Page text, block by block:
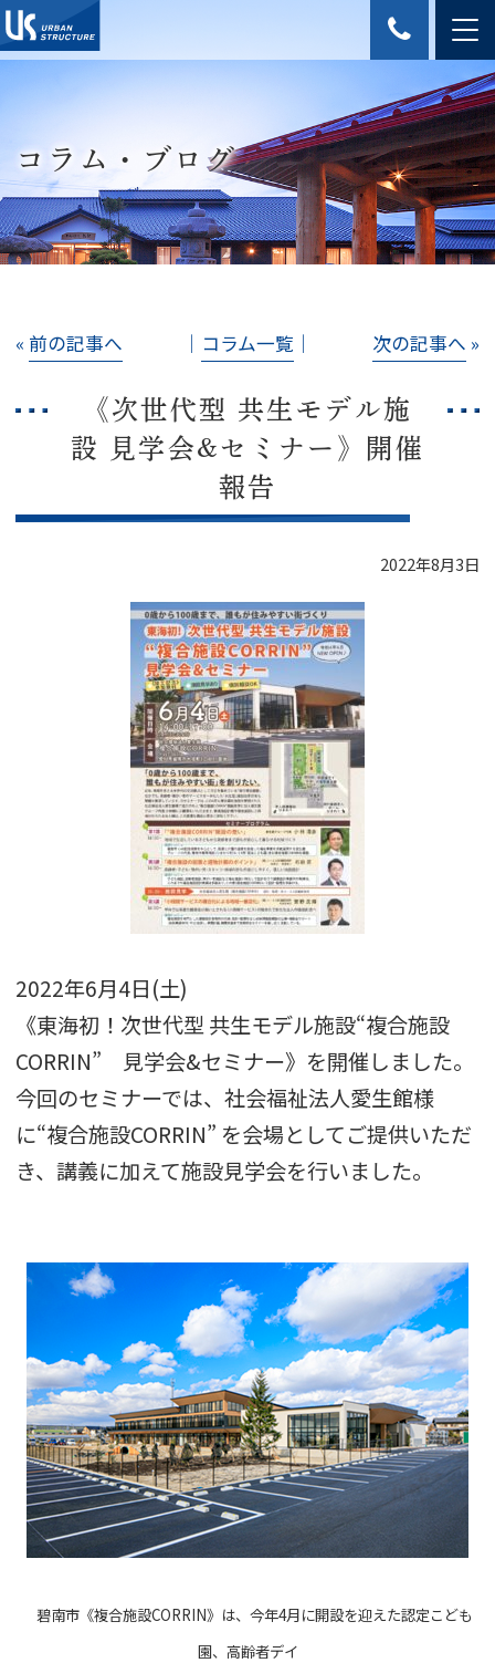
コラム・ブログ
« 前の記事へ │ コラム一覧 │ 次の記事へ »
《次世代型 共生モデル施
設 見学会&セミナー》開催
報告
2022年8月3日
2022年6月4日(土)
《東海初！次世代型 共生モデル施設“複合施設
CORRIN” 見学会&セミナー》を開催しました。
今回のセミナーでは、社会福祉法人愛生館様
に“複合施設CORRIN” を会場としてご提供いただ
き、講義に加えて施設見学会を行いました。
碧南市《複合施設CORRIN》は、今年4月に開設を迎えた認定こども
園、高齢者デイ